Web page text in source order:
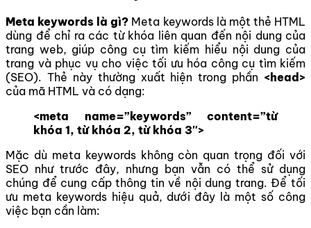
Meta keywords là gì? Meta keywords là một thẻ HTML
dùng để chỉ ra các từ khóa liên quan đến nội dung của
trang web, giúp công cụ tìm kiếm hiểu nội dung của
trang và phục vụ cho việc tối ưu hóa công cụ tìm kiếm
(SEO). Thẻ này thường xuất hiện trong phần <head>
của mã HTML và có dạng:
<meta name=”keywords” content=”từ
khóa 1, từ khóa 2, từ khóa 3″>
Mặc dù meta keywords không còn quan trọng đối với
SEO như trước đây, nhưng bạn vẫn có thể sử dụng
chúng để cung cấp thông tin về nội dung trang. Để tối
ưu meta keywords hiệu quả, dưới đây là một số công
việc bạn cần làm: